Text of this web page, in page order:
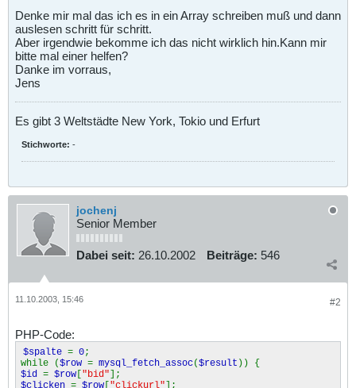
Denke mir mal das ich es in ein Array schreiben muß und dann
auslesen schritt für schritt.
Aber irgendwie bekomme ich das nicht wirklich hin.Kann mir
bitte mal einer helfen?
Danke im vorraus,
Jens
Es gibt 3 Weltstädte New York, Tokio und Erfurt
Stichworte: -
jochenj
Senior Member
Dabei seit: 26.10.2002 Beiträge: 546
#2
11.10.2003, 15:46
PHP-Code:
$spalte = 0;
while ($row = mysql_fetch_assoc($result )) {
$id = $row ["bid"];
$clicken = $row ["clickurl"];